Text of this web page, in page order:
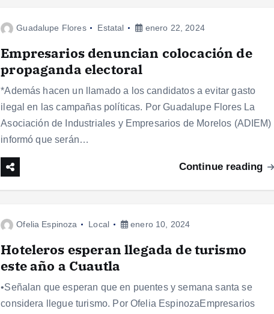
Guadalupe Flores Estatal enero 22, 2024
Empresarios denuncian colocación de
propaganda electoral
*Además hacen un llamado a los candidatos a evitar gasto
ilegal en las campañas políticas. Por Guadalupe Flores La
Asociación de Industriales y Empresarios de Morelos (ADIEM)
informó que serán…
Continue reading
Ofelia Espinoza Local enero 10, 2024
Hoteleros esperan llegada de turismo
este año a Cuautla
•Señalan que esperan que en puentes y semana santa se
considera llegue turismo. Por Ofelia EspinozaEmpresarios